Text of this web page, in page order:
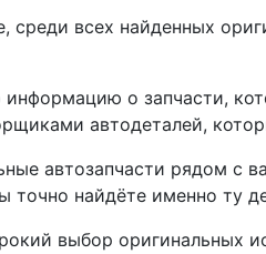
всех найденных
о запчасти,
автодеталей,
автозапчасти рядом с
найдёте именно ту
выбор оригинальных